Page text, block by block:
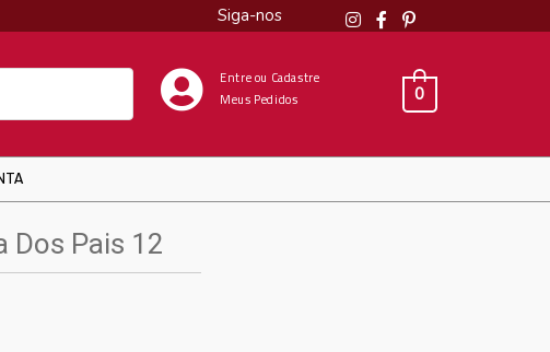
Siga-nos
Entre ou Cadastre
Meus Pedidos
0
Dos Pais 12